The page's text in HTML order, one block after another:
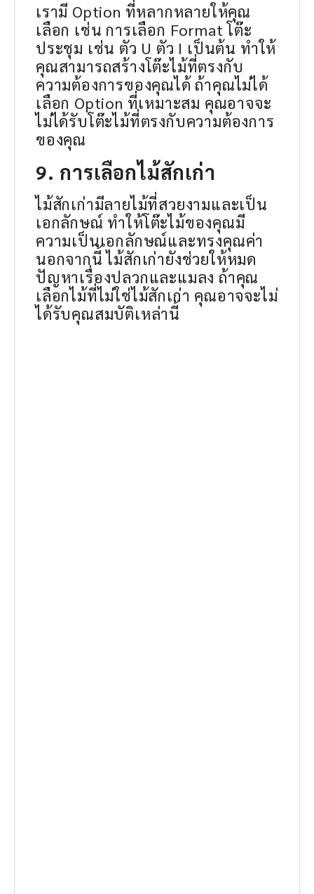
เรามี Option ที่หลากหลายให้คุณ
เลือก เช่น การเลือก Format โต๊ะ
ประชุม เช่น ตัว U ตัว I เป็นต้น ทำให้
คุณสามารถสร้างโต๊ะไม้ที่ตรงกับ
ความต้องการของคุณได้ ถ้าคุณไม่ได้
เลือก Option ที่เหมาะสม คุณอาจจะ
ไม่ได้รับโต๊ะไม้ที่ตรงกับความต้องการ
ของคุณ
9. การเลือกไม้สักเก่า
ไม้สักเก่ามีลายไม้ที่สวยงามและเป็น
เอกลักษณ์ ทำให้โต๊ะไม้ของคุณมี
ความเป็นเอกลักษณ์และทรงคุณค่า
นอกจากนี้ ไม้สักเก่ายังช่วยให้หมด
ปัญหาเรื่องปลวกและแมลง ถ้าคุณ
เลือกไม้ที่ไม่ใช่ไม้สักเก่า คุณอาจจะไม่
ได้รับคุณสมบัติเหล่านี้